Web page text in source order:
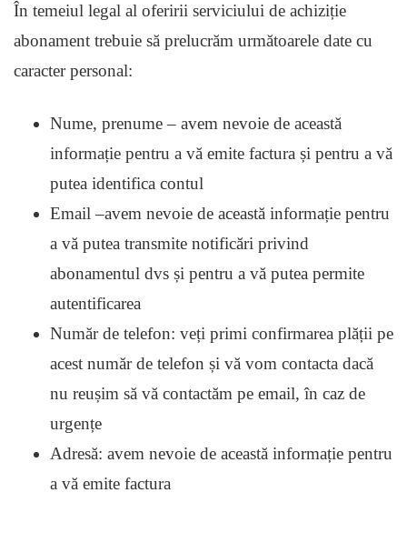
În temeiul legal al oferirii serviciului de achiziție
abonament trebuie să prelucrăm următoarele date cu
caracter personal:
Nume, prenume – avem nevoie de această
informație pentru a vă emite factura și pentru a vă
putea identifica contul
Email –avem nevoie de această informație pentru
a vă putea transmite notificări privind
abonamentul dvs și pentru a vă putea permite
autentificarea
Număr de telefon: veți primi confirmarea plății pe
acest număr de telefon și vă vom contacta dacă
nu reușim să vă contactăm pe email, în caz de
urgențe
Adresă: avem nevoie de această informație pentru
a vă emite factura